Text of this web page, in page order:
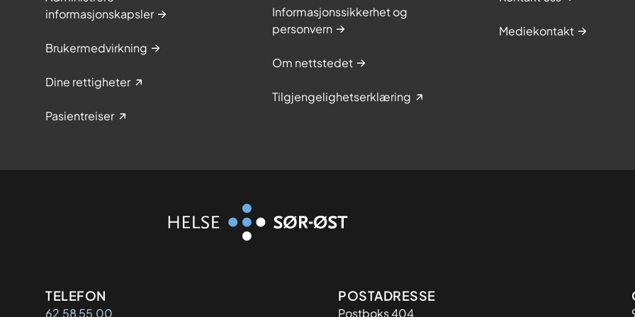
informasjonskapsler
Brukermedvirkning
Dine rettigheter
Pasientreiser
Informasjonssikkerhet og
personvern
Om nettstedet
Tilgjengelighetserklæring
Mediekontakt
Kontaktinformasjon
TELEFON
62 58 55 00 Adresse
POSTADRESSE
Postboks 404